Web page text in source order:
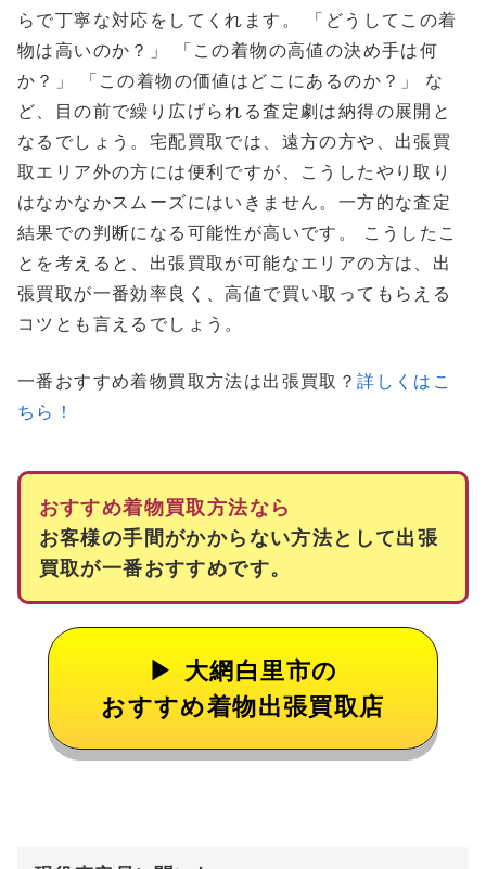
らで丁寧な対応をしてくれます。 「どうしてこの着
物は高いのか？」 「この着物の高値の決め手は何
か？」 「この着物の価値はどこにあるのか？」 な
ど、目の前で繰り広げられる査定劇は納得の展開と
なるでしょう。宅配買取では、遠方の方や、出張買
取エリア外の方には便利ですが、こうしたやり取り
はなかなかスムーズにはいきません。一方的な査定
結果での判断になる可能性が高いです。 こうしたこ
とを考えると、出張買取が可能なエリアの方は、出
張買取が一番効率良く、高値で買い取ってもらえる
コツとも言えるでしょう。
一番おすすめ着物買取方法は出張買取？詳しくはこ
ちら！
おすすめ着物買取方法なら
お客様の手間がかからない方法として出張
買取が一番おすすめです。
大網白里市の
おすすめ着物出張買取店